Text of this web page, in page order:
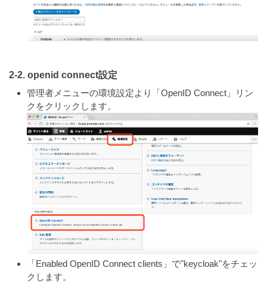
2-2. openid connect設定
管理者メニューの環境設定より「OpenID Connect」リン
クをクリックします。
「Enabled OpenID Connect clients」で"keycloak"をチェッ
クします。